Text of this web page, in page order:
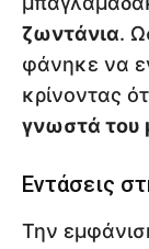
ζωντάνια.
φάνηκε να
κρίνοντας
γνωστά του
Εντάσεις
Την